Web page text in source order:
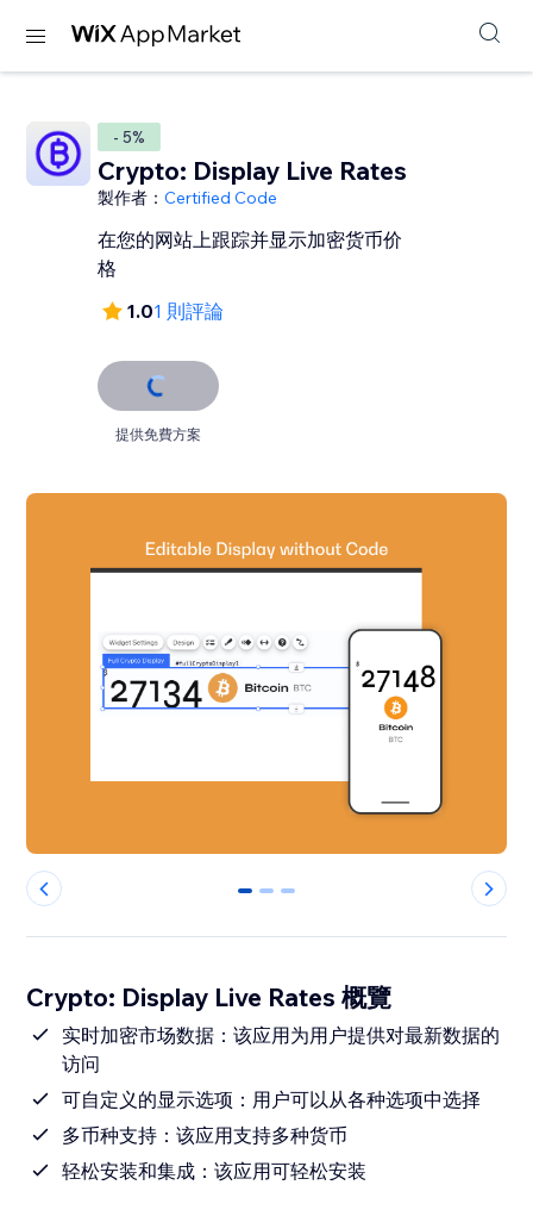
- 5%
Crypto: Display Live Rates
製作者：Certified Code
在您的网站上跟踪并显示加密货币价
格
1.01 則評論
提供免費方案
0 1 2
Crypto: Display Live Rates 概覽
实时加密市场数据：该应用为用户提供对最新数据的
访问
可自定义的显示选项：用户可以从各种选项中选择
多币种支持：该应用支持多种货币
轻松安装和集成：该应用可轻松安装